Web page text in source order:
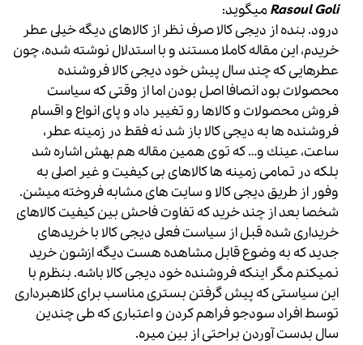
Rasoul Goli میگوید:
درود. بنده از ديجى كالا صرف نظر از كالاهاى ديگه خيلى عطر
خريدم، اين مقاله كاملا مستند و با استدلال نوشته شده، چون
عطرهايى كه چند سال پيش خود ديجى كالا فروشنده
محصولات بود انصافا اصل بودن اما از وقتى كه سياست
فروش محصولات و كالاها رو تغيير داد و پاى انواع و اقسام
فروشنده ها به ديجى كالا باز شد نه فقط در زمينه عطر،
ساعت، عينك و… كه توى همين مقاله هم بهش اشاره شد
بلكه در تمامى زمينه ها كالاهاى بى كيفيت و غير اصلى به
وفور از طريق ديجى كالا و سايت هاى مشابه فروخته ميشن.
شخصا بعد از چند خريد كه تفاوت فاحش بين كيفيت كالاهاى
خريدارى شده قبل از سياست فعلى ديجى كالا با خريدهاى
جديد كه به وضوع قابل مشاهده هست ديگه ازشون خريد
نميكنم مگر اينكه فروشنده خود ديجى كالا باشه. بنظرم با
اين سياستى كه پيش گرفتن بسترى مناسب براى كلاهبردارى
توسط افراد سودجو فراهم كردن و اعتبارى كه طى چندين
سال بدست آوردن براحتى از بين ميره.